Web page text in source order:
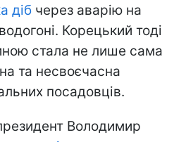
діб через аварію на
Корецький тоді
стала не лише сама
та несвоєчасна
посадовців.
Володимир